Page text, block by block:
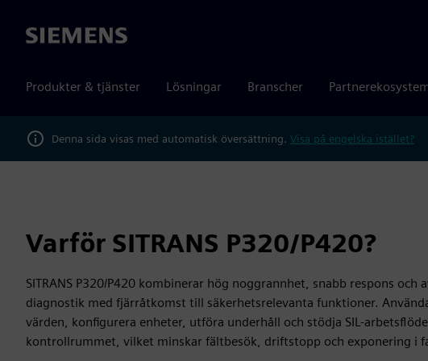
Siemens
Produkter & tjänster Lösningar Branscher
Denna sida visas med automatisk översättning. Visa på engelska istället?
Varför SITRANS P320/P420?
SITRANS P320/P420 kombinerar hög noggrannhet, snabb respons och
diagnostik med fjärråtkomst till säkerhetsrelevanta funktioner.
värden, konfigurera enheter, utföra underhåll och stödja SIL-
kontrollrummet, vilket minskar fältbesök, driftstopp och exponering i